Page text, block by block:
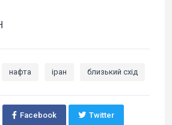
нафта іран близький схід
Facebook Twitter